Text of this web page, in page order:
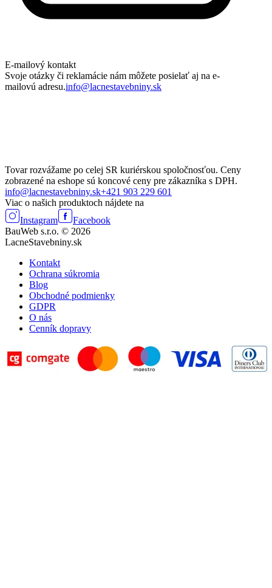
E-mailový kontakt
Svoje otázky či reklamácie nám môžete posielať aj na e-
mailovú adresu.info@lacnestavebniny.sk
Tovar rozvážame po celej SR kuriérskou spoločnosťou. Ceny
zobrazené na eshope sú koncové ceny pre zákazníka s DPH.
info@lacnestavebniny.sk+421 903 229 601
Viac o našich produktoch nájdete na
Instagram
Facebook
BauWeb s.r.o. © 2026
LacneStavebniny.sk
Kontakt
Ochrana súkromia
Blog
Obchodné podmienky
GDPR
O nás
Cenník dopravy